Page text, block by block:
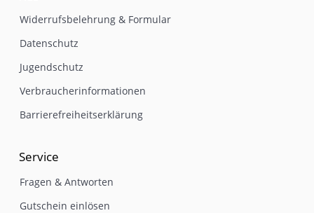
Widerrufsbelehrung & Formular
Datenschutz
Jugendschutz
Verbraucherinformationen
Barrierefreiheitserklärung
Service
Fragen & Antworten
Gutschein einlösen